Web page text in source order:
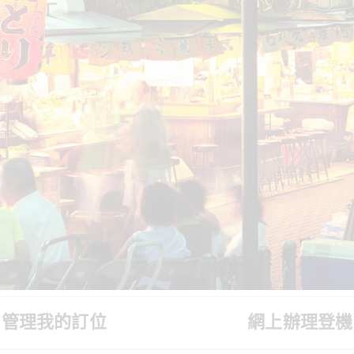
管理我的訂位 網上辦理登機